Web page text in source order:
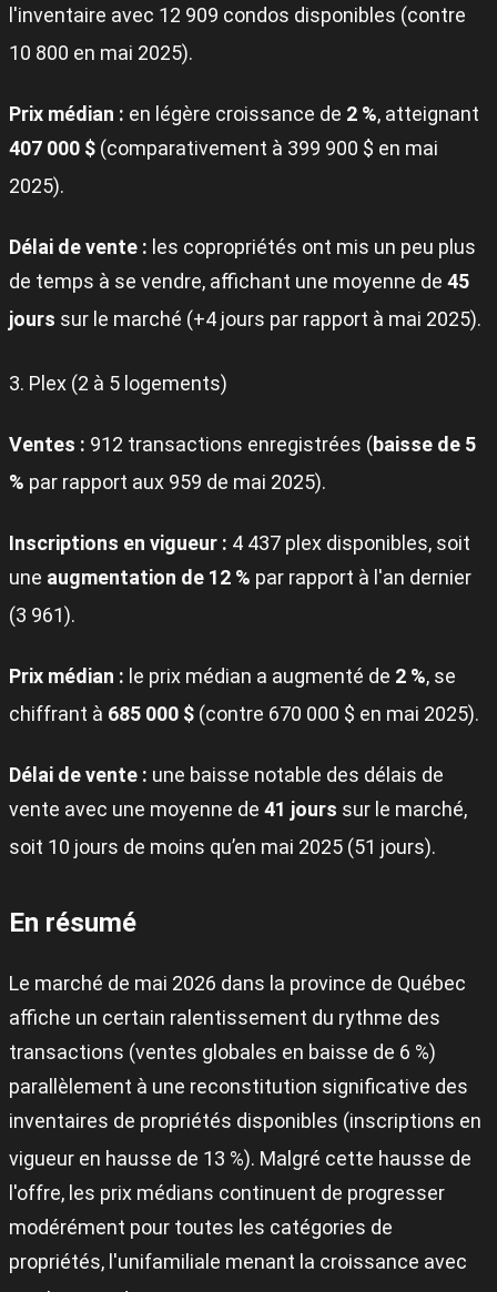
l'inventaire avec 12 909 condos disponibles (contre
10 800 en mai 2025).
Prix médian : en légère croissance de 2 %, atteignant
407 000 $ (comparativement à 399 900 $ en mai
2025).
Délai de vente : les copropriétés ont mis un peu plus
de temps à se vendre, affichant une moyenne de 45
jours sur le marché (+4 jours par rapport à mai 2025).
3. Plex (2 à 5 logements)
Ventes : 912 transactions enregistrées (baisse de 5
% par rapport aux 959 de mai 2025).
Inscriptions en vigueur : 4 437 plex disponibles, soit
une augmentation de 12 % par rapport à l'an dernier
(3 961).
Prix médian : le prix médian a augmenté de 2 %, se
chiffrant à 685 000 $ (contre 670 000 $ en mai 2025).
Délai de vente : une baisse notable des délais de
vente avec une moyenne de 41 jours sur le marché,
soit 10 jours de moins qu’en mai 2025 (51 jours).
En résumé
Le marché de mai 2026 dans la province de Québec
affiche un certain ralentissement du rythme des
transactions (ventes globales en baisse de 6 %)
parallèlement à une reconstitution significative des
inventaires de propriétés disponibles (inscriptions en
vigueur en hausse de 13 %). Malgré cette hausse de
l'offre, les prix médians continuent de progresser
modérément pour toutes les catégories de
propriétés, l'unifamiliale menant la croissance avec